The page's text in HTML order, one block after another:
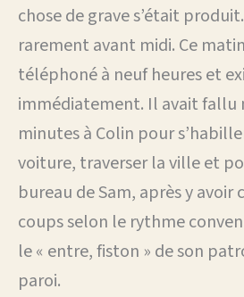
chose de grave s’était
rarement avant midi. Ce
téléphoné à neuf heures et
immédiatement. Il avait fallu
minutes à Colin pour
voiture, traverser la ville et
bureau de Sam, après y
coups selon le rythme
le « entre, fiston » de son
paroi.